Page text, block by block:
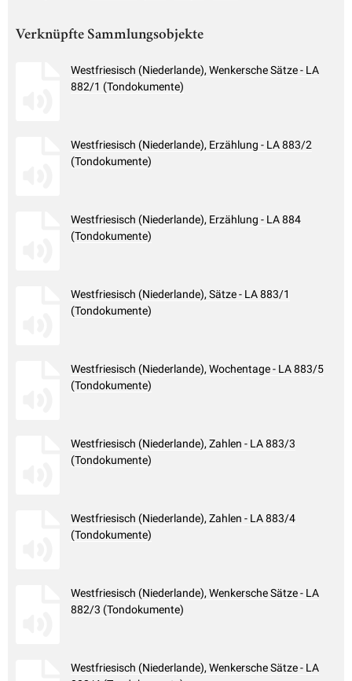
Verknüpfte Sammlungsobjekte
Westfriesisch (Niederlande), Wenkersche Sätze - LA
882/1 (Tondokumente)
Westfriesisch (Niederlande), Erzählung - LA 883/2
(Tondokumente)
Westfriesisch (Niederlande), Erzählung - LA 884
(Tondokumente)
Westfriesisch (Niederlande), Sätze - LA 883/1
(Tondokumente)
Westfriesisch (Niederlande), Wochentage - LA 883/5
(Tondokumente)
Westfriesisch (Niederlande), Zahlen - LA 883/3
(Tondokumente)
Westfriesisch (Niederlande), Zahlen - LA 883/4
(Tondokumente)
Westfriesisch (Niederlande), Wenkersche Sätze - LA
882/3 (Tondokumente)
Westfriesisch (Niederlande), Wenkersche Sätze - LA